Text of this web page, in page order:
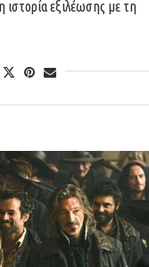
ιστορία εξιλέωσης με τη